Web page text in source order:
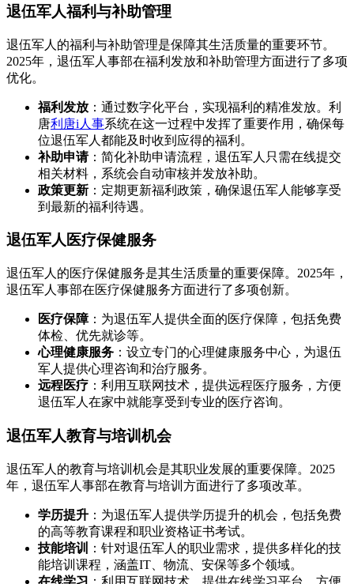
退伍军人福利与补助管理
退伍军人的福利与补助管理是保障其生活质量的重要环节。
2025年，退伍军人事部在福利发放和补助管理方面进行了多项
优化。
福利发放 ：通过数字化平台，实现福利的精准发放。利
唐利唐i人事系统在这一过程中发挥了重要作用，确保每
位退伍军人都能及时收到应得的福利。
补助申请：简化补助申请流程，退伍军人只需在线提交
相关材料，系统会自动审核并发放补助。
政策更新 ：定期更新福利政策，确保退伍军人能够享受
到最新的福利待遇。
退伍军人医疗保健服务
退伍军人的医疗保健服务是其生活质量的重要保障。2025年，
退伍军人事部在医疗保健服务方面进行了多项创新。
医疗保障：为退伍军人提供全面的医疗保障，包括免费
体检、优先就诊等。
心理健康服务 ：设立专门的心理健康服务中心，为退伍
军人提供心理咨询和治疗服务。
远程医疗 ：利用互联网技术，提供远程医疗服务，方便
退伍军人在家中就能享受到专业的医疗咨询。
退伍军人教育与培训机会
退伍军人的教育与培训机会是其职业发展的重要保障。2025
年，退伍军人事部在教育与培训方面进行了多项改革。
学历提升 ：为退伍军人提供学历提升的机会，包括免费
的高等教育课程和职业资格证书考试。
技能培训
：针对退伍军人的职业需求，提供多样化的技
能培训课程，涵盖IT、物流、安保等多个领域。
在线学习 ：利用互联网技术，提供在线学习平台，方便